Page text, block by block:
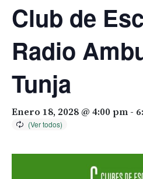
Club de
Radio
Tunja
Enero 18, 2028 @ 4:00 pm -